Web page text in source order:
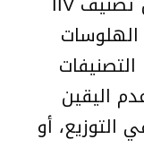
الهلوسات
اليقين
التوزيع، أو